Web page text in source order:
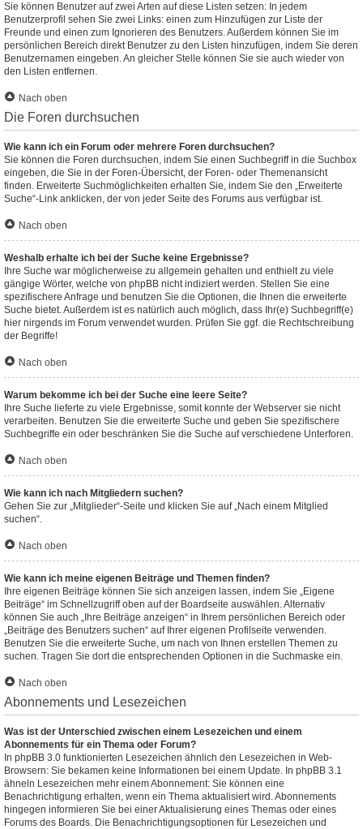
Sie können Benutzer auf zwei Arten auf diese Listen setzen: In jedem
Benutzerprofil sehen Sie zwei Links: einen zum Hinzufügen zur Liste der
Freunde und einen zum Ignorieren des Benutzers. Außerdem können Sie im
persönlichen Bereich direkt Benutzer zu den Listen hinzufügen, indem Sie deren
Benutzernamen eingeben. An gleicher Stelle können Sie sie auch wieder von
den Listen entfernen.
Nach oben
Die Foren durchsuchen
Wie kann ich ein Forum oder mehrere Foren durchsuchen?
Sie können die Foren durchsuchen, indem Sie einen Suchbegriff in die Suchbox
eingeben, die Sie in der Foren-Übersicht, der Foren- oder Themenansicht
finden. Erweiterte Suchmöglichkeiten erhalten Sie, indem Sie den „Erweiterte
Suche“-Link anklicken, der von jeder Seite des Forums aus verfügbar ist.
Nach oben
Weshalb erhalte ich bei der Suche keine Ergebnisse?
Ihre Suche war möglicherweise zu allgemein gehalten und enthielt zu viele
gängige Wörter, welche von phpBB nicht indiziert werden. Stellen Sie eine
spezifischere Anfrage und benutzen Sie die Optionen, die Ihnen die erweiterte
Suche bietet. Außerdem ist es natürlich auch möglich, dass Ihr(e) Suchbegriff(e)
hier nirgends im Forum verwendet wurden. Prüfen Sie ggf. die Rechtschreibung
der Begriffe!
Nach oben
Warum bekomme ich bei der Suche eine leere Seite?
Ihre Suche lieferte zu viele Ergebnisse, somit konnte der Webserver sie nicht
verarbeiten. Benutzen Sie die erweiterte Suche und geben Sie spezifischere
Suchbegriffe ein oder beschränken Sie die Suche auf verschiedene Unterforen.
Nach oben
Wie kann ich nach Mitgliedern suchen?
Gehen Sie zur „Mitglieder“-Seite und klicken Sie auf „Nach einem Mitglied
suchen“.
Nach oben
Wie kann ich meine eigenen Beiträge und Themen finden?
Ihre eigenen Beiträge können Sie sich anzeigen lassen, indem Sie „Eigene
Beiträge“ im Schnellzugriff oben auf der Boardseite auswählen. Alternativ
können Sie auch „Ihre Beiträge anzeigen“ in Ihrem persönlichen Bereich oder
„Beiträge des Benutzers suchen“ auf Ihrer eigenen Profilseite verwenden.
Benutzen Sie die erweiterte Suche, um nach von Ihnen erstellen Themen zu
suchen. Tragen Sie dort die entsprechenden Optionen in die Suchmaske ein.
Nach oben
Abonnements und Lesezeichen
Was ist der Unterschied zwischen einem Lesezeichen und einem
Abonnements für ein Thema oder Forum?
In phpBB 3.0 funktionierten Lesezeichen ähnlich den Lesezeichen in Web-
Browsern: Sie bekamen keine Informationen bei einem Update. In phpBB 3.1
ähneln Lesezeichen mehr einem Abonnement: Sie können eine
Benachrichtigung erhalten, wenn ein Thema aktualisiert wird. Abonnements
hingegen informieren Sie bei einer Aktualisierung eines Themas oder eines
Forums des Boards. Die Benachrichtigungsoptionen für Lesezeichen und